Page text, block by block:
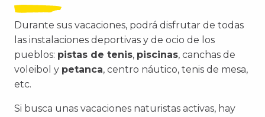
Durante sus vacaciones, podrá disfrutar de todas
las instalaciones deportivas y de ocio de los
pueblos: pistas de tenis, piscinas, canchas de
voleibol y petanca, centro náutico, tenis de mesa,
etc.
Si busca unas vacaciones naturistas activas, hay